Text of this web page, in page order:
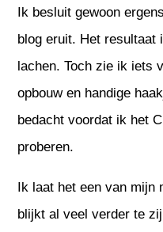
Ik besluit gewoon
blog eruit. Het
lachen. Toch zie ik iets
opbouw en handige
bedacht voordat ik het
proberen.
Ik laat het een van mijn
blijkt al veel verder te